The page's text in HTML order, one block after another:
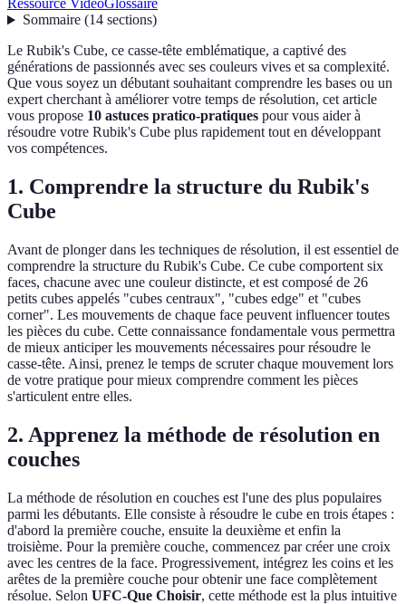
Ressource VidéoGlossaire
Sommaire(14 sections)
Le Rubik's Cube, ce casse-tête emblématique, a captivé des
générations de passionnés avec ses couleurs vives et sa complexité.
Que vous soyez un débutant souhaitant comprendre les bases ou un
expert cherchant à améliorer votre temps de résolution, cet article
vous propose 10 astuces pratico-pratiques pour vous aider à
résoudre votre Rubik's Cube plus rapidement tout en développant
vos compétences.
1. Comprendre la structure du Rubik's
Cube
Avant de plonger dans les techniques de résolution, il est essentiel de
comprendre la structure du Rubik's Cube. Ce cube comportent six
faces, chacune avec une couleur distincte, et est composé de 26
petits cubes appelés "cubes centraux", "cubes edge" et "cubes
corner". Les mouvements de chaque face peuvent influencer toutes
les pièces du cube. Cette connaissance fondamentale vous permettra
de mieux anticiper les mouvements nécessaires pour résoudre le
casse-tête. Ainsi, prenez le temps de scruter chaque mouvement lors
de votre pratique pour mieux comprendre comment les pièces
s'articulent entre elles.
2. Apprenez la méthode de résolution en
couches
La méthode de résolution en couches est l'une des plus populaires
parmi les débutants. Elle consiste à résoudre le cube en trois étapes :
d'abord la première couche, ensuite la deuxième et enfin la
troisième. Pour la première couche, commencez par créer une croix
avec les centres de la face. Progressivement, intégrez les coins et les
arêtes de la première couche pour obtenir une face complètement
résolue. Selon UFC-Que Choisir, cette méthode est la plus intuitive